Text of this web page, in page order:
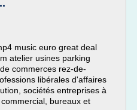
music euro great deal
atelier usines parking
commerces rez-de-
libérales d'affaires
sociétés entreprises à
bureaux et